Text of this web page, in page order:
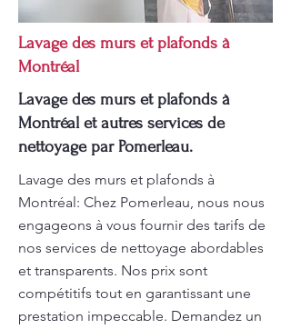
Lavage des murs et plafonds à
Montréal
Lavage des murs et plafonds à
Montréal et autres services de
nettoyage par Pomerleau.
Lavage des murs et plafonds à
Montréal: Chez Pomerleau, nous nous
engageons à vous fournir des tarifs de
nos services de nettoyage abordables
et transparents. Nos prix sont
compétitifs tout en garantissant une
prestation impeccable. Demandez un